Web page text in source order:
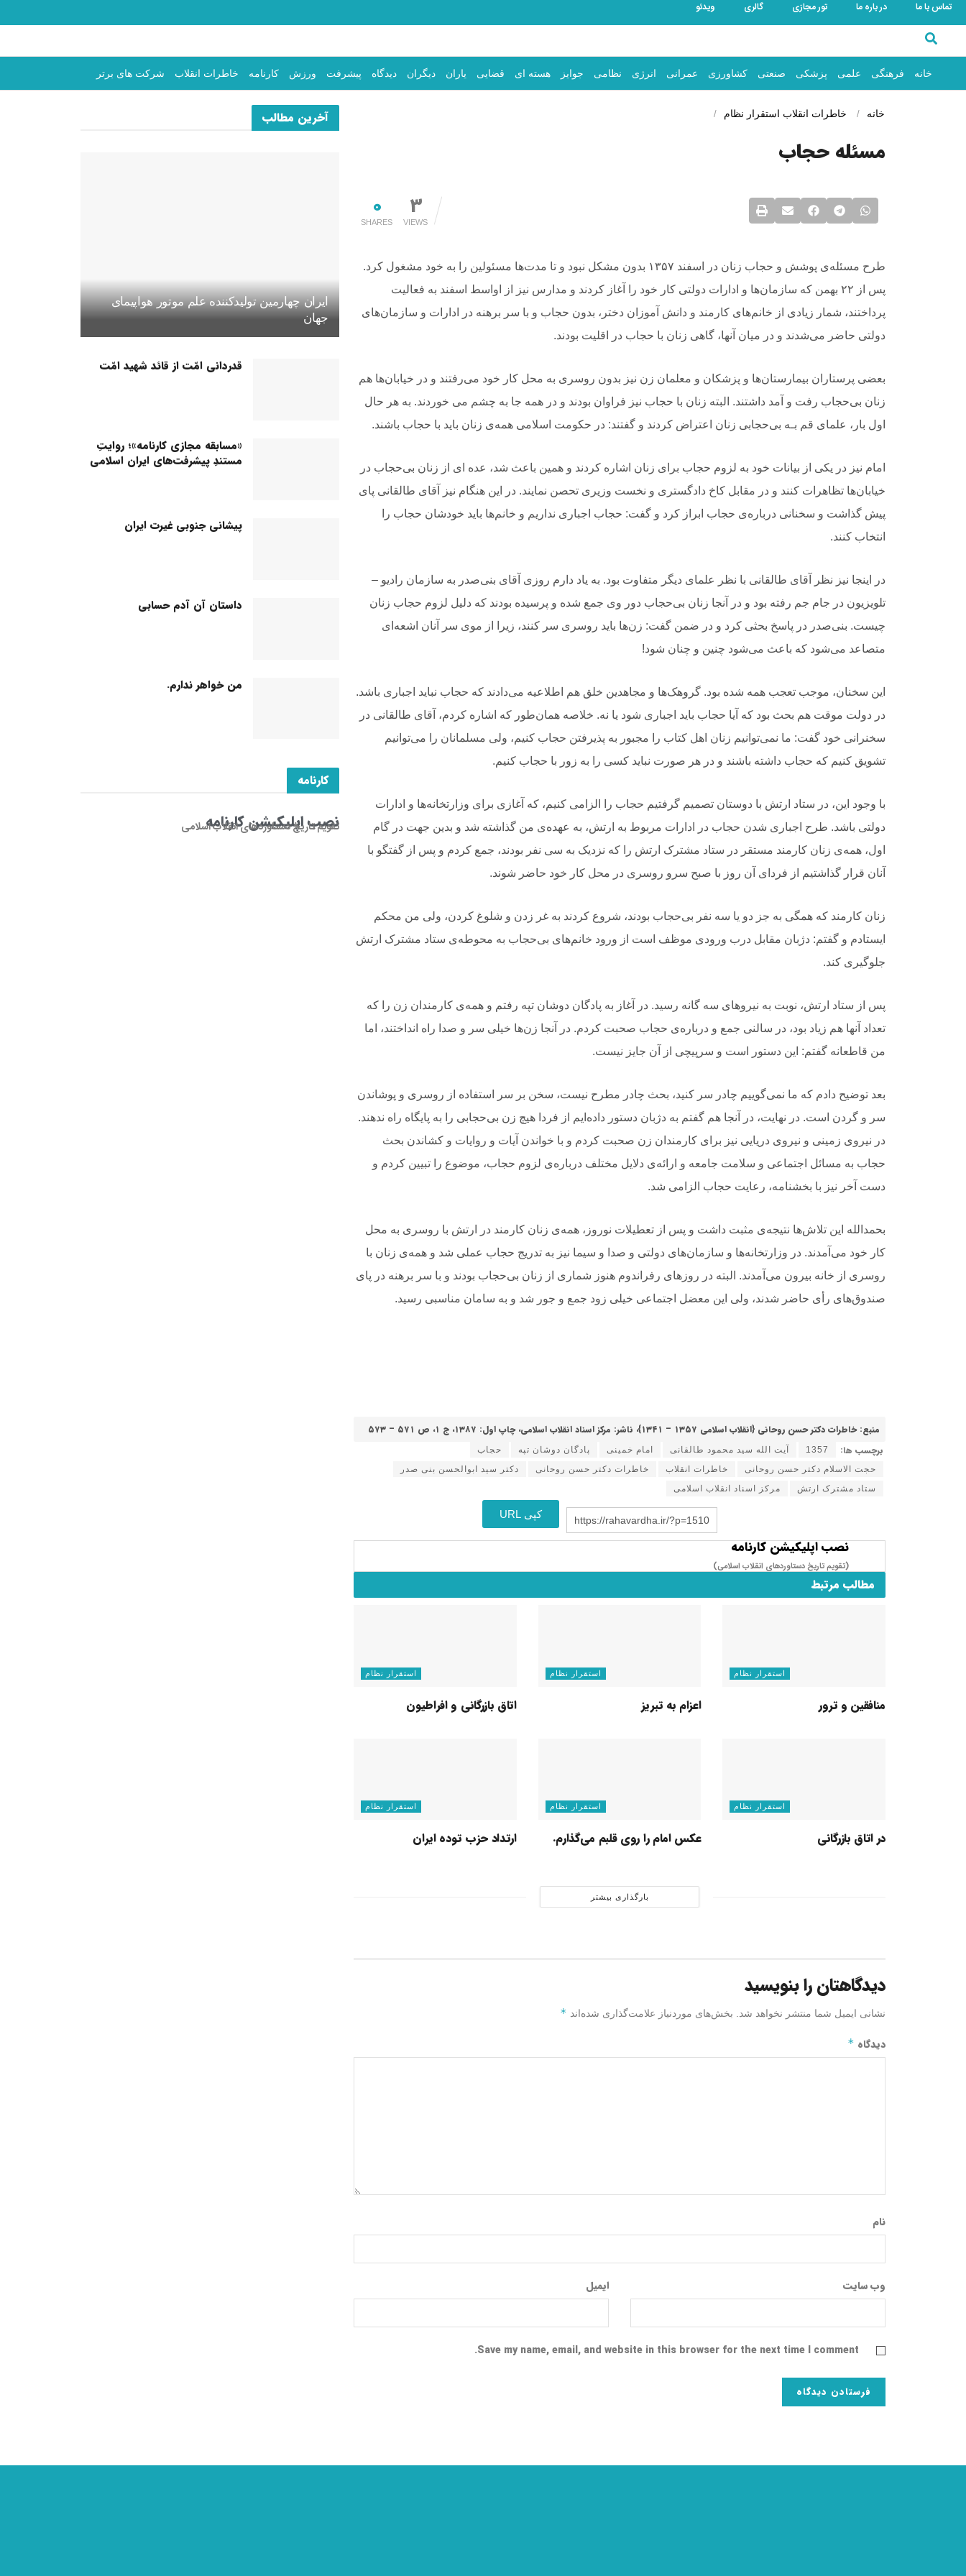
تماس با ما در باره ما تور مجازی گالری ویدئو
خانه فرهنگی علمی پزشکی صنعتی کشاورزی عمرانی انرژی نظامی جوایز هسته ای قضایی یاران دیگران دیدگاه پیشرفت ورزش کارنامه خاطرات انقلاب شرکت های برتر
آخرین مطالب
ایران چهارمین تولیدکننده علم موتور هواپیمای
جهان
قدردانی امّت از قائد شهید امّت
«مسابقه مجازی کارنامه»؛ روایتِ
مستندِ پیشرفت‌های ایران اسلامی
پیشانی جنوبی غیرت ایران
داستان آن آدم حسابی
من خواهر ندارم.
کارنامه
نصب اپلیکیشن کارنامه
تقویم تاریخ دستاوردهای انقلاب اسلامی
خانه خاطرات انقلاب استقرار نظام
مسئله حجاب
0
SHARES
3
VIEWS
طرح مسئله‌ی پوشش و حجاب زنان در اسفند ۱۳۵۷ بدون مشکل نبود و تا مدت‌ها مسئولین را به خود مشغول کرد.
پس از ۲۲ بهمن که سازمان‌ها و ادارات دولتی کار خود را آغاز کردند و مدارس نیز از اواسط اسفند به فعالیت
پرداختند، شمار زیادی از خانم‌های کارمند و دانش آموزان دختر، بدون حجاب و با سر برهنه در ادارات و سازمان‌های
دولتی حاضر می‌شدند و در میان آنها، گاهی زنان با حجاب در اقلیت بودند.
بعضی پرستاران بیمارستان‌ها و پزشکان و معلمان زن نیز بدون روسری به محل کار خود می‌رفتند و در خیابان‌ها هم
زنان بی‌حجاب رفت و آمد داشتند. البته زنان با حجاب نیز فراوان بودند و در همه جا به چشم می خوردند. به هر حال
اول بار، علمای قم بـه بی‌حجابی زنان اعتراض کردند و گفتند: در حکومت اسلامی همه‌ی زنان باید با حجاب باشند.
امام نیز در یکی از بیانات خود به لزوم حجاب برای زنان اشاره کردند و همین باعث شد، عده ای از زنان بی‌حجاب در
خیابان‌ها تظاهرات کنند و در مقابل کاخ دادگستری و نخست وزیری تحصن نمایند. در این هنگام نیز آقای طالقانی پای
پیش گذاشت و سخنانی درباره‌ی حجاب ابراز کرد و گفت: حجاب اجباری نداریم و خانم‌ها باید خودشان حجاب را
انتخاب کنند.
در اینجا نیز نظر آقای طالقانی با نظر علمای دیگر متفاوت بود. به یاد دارم روزی آقای بنی‌صدر به سازمان رادیو –
تلویزیون در جام جم رفته بود و در آنجا زنان بی‌حجاب دور وی جمع شده و پرسیده بودند که دلیل لزوم حجاب زنان
چیست. بنی‌صدر در پاسخ بحثی کرد و در ضمن گفت: زن‌ها باید روسری سر کنند، زیرا از موی سر آنان اشعه‌ای
متصاعد می‌شود که باعث می‌شود چنین و چنان شود!
این سخنان، موجب تعجب همه شده بود. گروهک‌ها و مجاهدین خلق هم اطلاعیه می‌دادند که حجاب نباید اجباری باشد.
در دولت موقت هم بحث بود که آیا حجاب باید اجباری شود یا نه. خلاصه همان‌طور که اشاره کردم، آقای طالقانی در
سخنرانی خود گفت: ما نمی‌توانیم زنان اهل کتاب را مجبور به پذیرفتن حجاب کنیم، ولی مسلمانان را می‌توانیم
تشویق کنیم که حجاب داشته باشند و در هر صورت نباید کسی را به زور با حجاب کنیم.
با وجود این، در ستاد ارتش با دوستان تصمیم گرفتیم حجاب را الزامی کنیم، که آغازی برای وزارتخانه‌ها و ادارات
دولتی باشد. طرح اجباری شدن حجاب در ادارات مربوط به ارتش، به عهده‌ی من گذاشته شد و بدین جهت در گام
اول، همه‌ی زنان کارمند مستقر در ستاد مشترک ارتش را که نزدیک به سی نفر بودند، جمع کردم و پس از گفتگو با
آنان قرار گذاشتیم از فردای آن روز با صبح سرو روسری در محل کار خود حاضر شوند.
زنان کارمند که همگی به جز دو یا سه نفر بی‌حجاب بودند، شروع کردند به غر زدن و شلوغ کردن، ولی من محکم
ایستادم و گفتم: دژبان مقابل درب ورودی موظف است از ورود خانم‌های بی‌حجاب به محوطه‌ی ستاد مشترک ارتش
جلوگیری کند.
پس از ستاد ارتش، نوبت به نیروهای سه گانه رسید. در آغاز به پادگان دوشان تپه رفتم و همه‌ی کارمندان زن را که
تعداد آنها هم زیاد بود، در سالنی جمع و درباره‌ی حجاب صحبت کردم. در آنجا زن‌ها خیلی سر و صدا راه انداختند، اما
من قاطعانه گفتم: این دستور است و سرپیچی از آن جایز نیست.
بعد توضیح دادم که ما نمی‌گوییم چادر سر کنید، بحث چادر مطرح نیست، سخن بر سر استفاده از روسری و پوشاندن
سر و گردن است. در نهایت، در آنجا هم گفتم به دژبان دستور داده‌ایم از فردا هیچ زن بی‌حجابی را به پایگاه راه ندهند.
در نیروی زمینی و نیروی دریایی نیز برای کارمندان زن صحبت کردم و با خواندن آیات و روایات و کشاندن بحث
حجاب به مسائل اجتماعی و سلامت جامعه و ارائه‌ی دلایل مختلف درباره‌ی لزوم حجاب، موضوع را تبیین کردم و
دست آخر نیز با بخشنامه، رعایت حجاب الزامی شد.
بحمدالله این تلاش‌ها نتیجه‌ی مثبت داشت و پس از تعطیلات نوروز، همه‌ی زنان کارمند در ارتش با روسری به محل
کار خود می‌آمدند. در وزارتخانه‌ها و سازمان‌های دولتی و صدا و سیما نیز به تدریج حجاب عملی شد و همه‌ی زنان با
روسری از خانه بیرون می‌آمدند. البته در روزهای رفراندوم هنوز شماری از زنان بی‌حجاب بودند و با سر برهنه در پای
صندوق‌های رأی حاضر شدند، ولی این معضل اجتماعی خیلی زود جمع و جور شد و به سامان مناسبی رسید.
منبع: خاطرات دکتر حسن روحانی {انقلاب اسلامی ۱۳۵۷ – ۱۳۴۱}، ناشر: مرکز اسناد انقلاب اسلامی، چاپ اول: ۱۳۸۷، ج ۱، ص ۵۷۱ – ۵۷۳
برچسب ها:
1357 آیت الله سید محمود طالقانی امام خمینی پادگان دوشان تپه
حجاب
حجت الاسلام دکتر حسن روحانی
خاطرات انقلاب خاطرات دکتر حسن روحانی
دکتر سید ابوالحسن بنی صدر
ستاد مشترک ارتش
مرکز اسناد انقلاب اسلامی
https://rahavardha.ir/?p=1510 کپی URL
نصب اپلیکیشن کارنامه
(تقویم تاریخ دستاوردهای انقلاب اسلامی​)
مطالب مرتبط
استقرار نظام
منافقین و ترور
استقرار نظام
اعزام به تبریز
استقرار نظام
اتاق بازرگانی و افراطیون
استقرار نظام
در اتاق بازرگانی
استقرار نظام
عکس امام را روی قلبم می‌گذارم.
استقرار نظام
ارتداد حزب توده ایران
بارگذاری بیشتر
دیدگاهتان را بنویسید
نشانی ایمیل شما منتشر نخواهد شد. بخش‌های موردنیاز علامت‌گذاری شده‌اند *
دیدگاه *
نام
ایمیل وب‌ سایت
Save my name, email, and website in this browser for the next time I comment.